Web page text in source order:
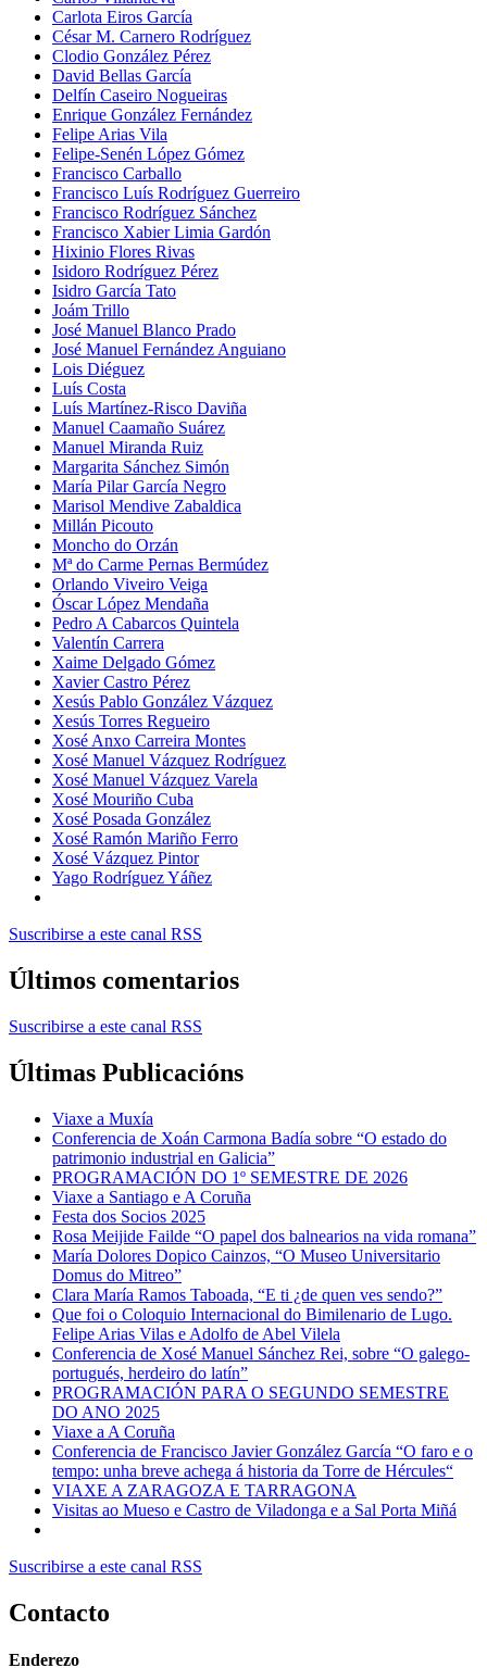
Carlota Eiros García
César M. Carnero Rodríguez
Clodio González Pérez
David Bellas García
Delfín Caseiro Nogueiras
Enrique González Fernández
Felipe Arias Vila
Felipe-Senén López Gómez
Francisco Carballo
Francisco Luís Rodríguez Guerreiro
Francisco Rodríguez Sánchez
Francisco Xabier Limia Gardón
Hixinio Flores Rivas
Isidoro Rodríguez Pérez
Isidro García Tato
Joám Trillo
José Manuel Blanco Prado
José Manuel Fernández Anguiano
Lois Diéguez
Luís Costa
Luís Martínez-Risco Daviña
Manuel Caamaño Suárez
Manuel Miranda Ruiz
Margarita Sánchez Simón
María Pilar García Negro
Marisol Mendive Zabaldica
Millán Picouto
Moncho do Orzán
Mª do Carme Pernas Bermúdez
Orlando Viveiro Veiga
Óscar López Mendaña
Pedro A Cabarcos Quintela
Valentín Carrera
Xaime Delgado Gómez
Xavier Castro Pérez
Xesús Pablo González Vázquez
Xesús Torres Regueiro
Xosé Anxo Carreira Montes
Xosé Manuel Vázquez Rodríguez
Xosé Manuel Vázquez Varela
Xosé Mouriño Cuba
Xosé Posada González
Xosé Ramón Mariño Ferro
Xosé Vázquez Pintor
Yago Rodríguez Yáñez
Suscribirse a este canal RSS
Últimos comentarios
Suscribirse a este canal RSS
Últimas Publicacións
Viaxe a Muxía
Conferencia de Xoán Carmona Badía sobre “O estado do
patrimonio industrial en Galicia”
PROGRAMACIÓN DO 1º SEMESTRE DE 2026
Viaxe a Santiago e A Coruña
Festa dos Socios 2025
Rosa Meijide Failde “O papel dos balnearios na vida romana”
María Dolores Dopico Cainzos, “O Museo Universitario
Domus do Mitreo”
Clara María Ramos Taboada, “E ti ¿de quen ves sendo?”
Que foi o Coloquio Internacional do Bimilenario de Lugo.
Felipe Arias Vilas e Adolfo de Abel Vilela
Conferencia de Xosé Manuel Sánchez Rei, sobre “O galego-
portugués, herdeiro do latín”
PROGRAMACIÓN PARA O SEGUNDO SEMESTRE
DO ANO 2025
Viaxe a A Coruña
Conferencia de Francisco Javier González García “O faro e o
tempo: unha breve achega á historia da Torre de Hércules“
VIAXE A ZARAGOZA E TARRAGONA
Visitas ao Mueso e Castro de Viladonga e a Sal Porta Miñá
Suscribirse a este canal RSS
Contacto
Enderezo